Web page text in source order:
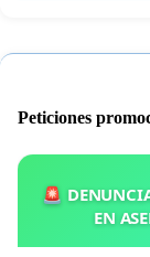
Peticiones
🚨
EN